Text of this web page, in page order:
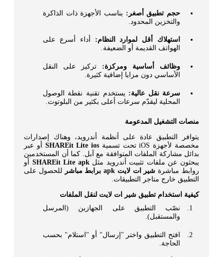
حجم تطبيق أصغر: يناسب الأجهزة ذات الذاكرة
والتخزين المحدود.
استهلاك أقل لموارد النظام: أداء أسرع على
الهواتف القديمة أو الضعيفة.
وظائف أساسية ومركزة: تركيز على النقل
الأساسي دون مزايا إضافية كثيرة.
سرعة نقل عالية: يستخدم تقنية نقطة الوصول
المحلية ليقدّم سرعات أعلى بكثير من البلوتوث.
منصات التشغيل المدعومة
يتوافر التطبيق عادة على أنظمة أندرويد، وهناك إصدارات
مخصصة لأجهزة iOS تحت تسمية
SHAREit Lite ios أو عبر
بدائل مشاركة الملفات المتوافقة مع آبل. كما أن المستخدمين
يبحثون عن ملفات تثبيت أندرويد مثلSHAREit Lite apk أو
روابط مباشرة شير ات لايت apk برابط مباشر
للحصول على
التطبيق خارج متاجر التطبيقات.
كيفية استخدام تطبيق شير ات لايت لنقل الملفات
نصّب التطبيق على الجهازين (المرسل
والمستقبل).
افتح التطبيق واختر "إرسال" أو "استلام" بحسب
الحاجة.